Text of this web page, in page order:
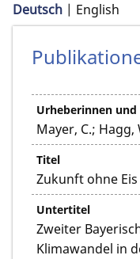
Deutsch English
Urheberinnen
Mayer, C.;
Titel
Zukunft ohne Eis
Untertitel
Zweiter
Klimawandel in